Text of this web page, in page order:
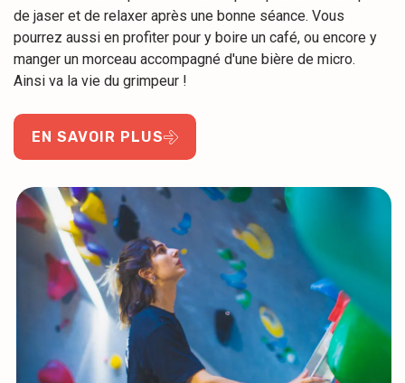
de jaser et de relaxer après une bonne séance. Vous
pourrez aussi en profiter pour y boire un café, ou encore y
manger un morceau accompagné d'une bière de micro.
Ainsi va la vie du grimpeur !
EN SAVOIR PLUS